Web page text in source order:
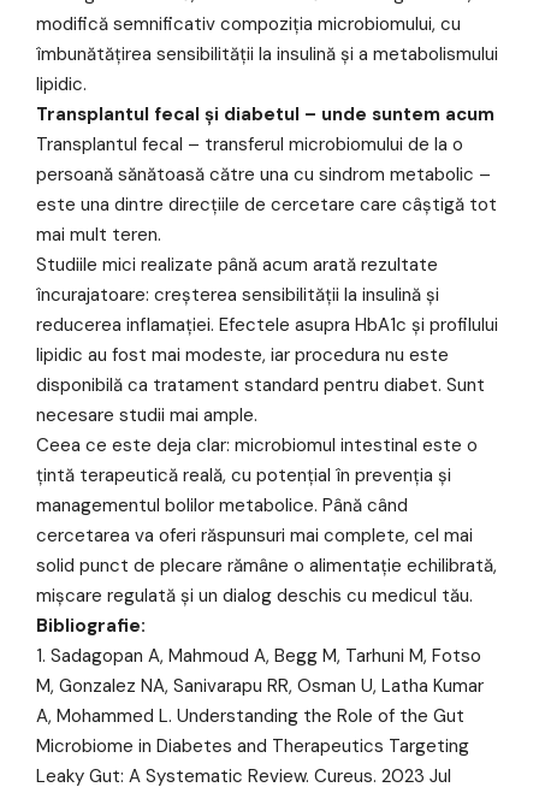
modifică semnificativ compoziția microbiomului, cu
îmbunătățirea sensibilității la insulină și a metabolismului
lipidic.
Transplantul fecal și diabetul – unde suntem acum
Transplantul fecal – transferul microbiomului de la o
persoană sănătoasă către una cu sindrom metabolic –
este una dintre direcțiile de cercetare care câștigă tot
mai mult teren.
Studiile mici realizate până acum arată rezultate
încurajatoare: creșterea sensibilității la insulină și
reducerea inflamației. Efectele asupra HbA1c și profilului
lipidic au fost mai modeste, iar procedura nu este
disponibilă ca tratament standard pentru diabet. Sunt
necesare studii mai ample.
Ceea ce este deja clar: microbiomul intestinal este o
țintă terapeutică reală, cu potențial în prevenția și
managementul bolilor metabolice. Până când
cercetarea va oferi răspunsuri mai complete, cel mai
solid punct de plecare rămâne o alimentație echilibrată,
mișcare regulată și un dialog deschis cu medicul tău.
Bibliografie:
Sadagopan A, Mahmoud A, Begg M, Tarhuni M, Fotso
M, Gonzalez NA, Sanivarapu RR, Osman U, Latha Kumar
A, Mohammed L. Understanding the Role of the Gut
Microbiome in Diabetes and Therapeutics Targeting
Leaky Gut: A Systematic Review. Cureus. 2023 Jul